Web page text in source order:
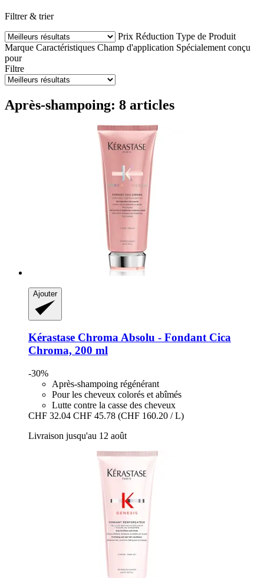
Filtrer & trier
Prix Réduction Type de Produit
Marque Caractéristiques Champ d'application Spécialement conçu
pour
Filtre
Après-shampoing: 8 articles
Ajouter
Kérastase Chroma Absolu -​ Fondant Cica
Chroma, 200 ml
-30%
Après-shampoing régénérant
Pour les cheveux colorés et abîmés
Lutte contre la casse des cheveux
CHF 32.04 CHF 45.78 (CHF 160.20 / L)
Livraison jusqu'au 12 août